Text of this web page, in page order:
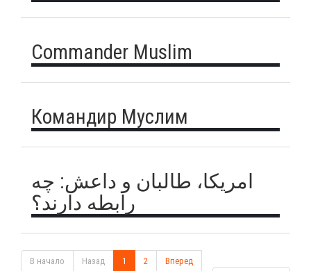
Commander Muslim
Командир Муслим
امریکا، طالبان و داعش: چه
رابطه دارند؟
В начало Назад 1 2 Вперед